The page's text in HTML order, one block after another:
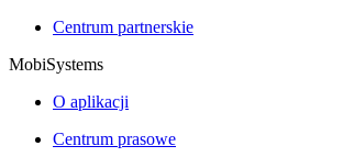
Centrum partnerskie
MobiSystems
O aplikacji
Centrum prasowe